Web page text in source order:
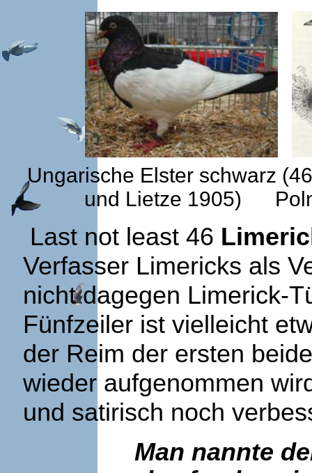
Ungarische Elster schwarz
und Lietze 1905)
Last not least 46
Verfasser Limericks als
nicht dagegen Limerick-
Fünfzeiler ist vielleicht
der Reim der ersten
wieder aufgenommen
und satirisch noch
Man nannte